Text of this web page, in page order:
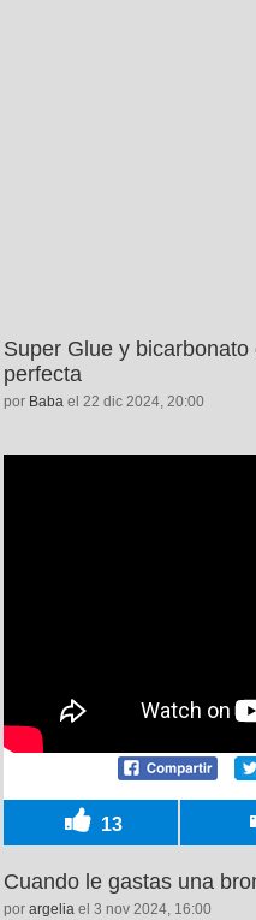
Super Glue y
perfecta
por Baba el 22 dic 2024, 20:00
13
Cuando le gastas una
por argelia el 3 nov 2024, 16:00